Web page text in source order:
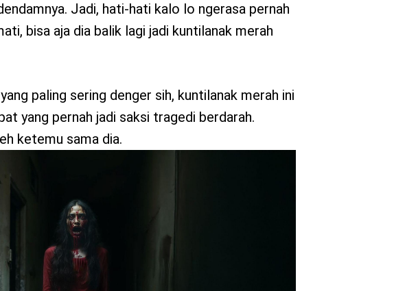
Jadi, hati-hati kalo lo ngerasa pernah
bisa aja dia balik lagi jadi kuntilanak merah
paling sering denger sih, kuntilanak merah ini
yang pernah jadi saksi tragedi berdarah.
ketemu sama dia.